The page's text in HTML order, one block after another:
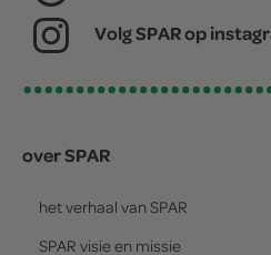
Volg SPAR op
over SPAR
het verhaal van SPAR
SPAR visie en missie